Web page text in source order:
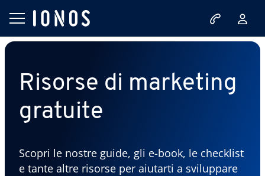
Risorse di marketing
gratuite
Scopri le nostre guide, gli e-book, le checklist
e tante altre risorse per aiutarti a sviluppare